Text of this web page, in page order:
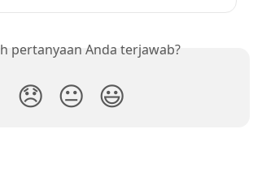
pertanyaan Anda terjawab?
😞 😐 😃